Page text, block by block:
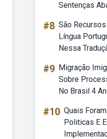
Sentenças
#8 São
Língua
Nessa
#9 Migração
Sobre
No Brasil 4
#10 Quais
Politicas E